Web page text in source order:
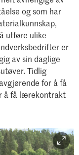
og som har
utføre ulike
er
av sin daglige
Tidlig
for å få
å få lærekontrakt